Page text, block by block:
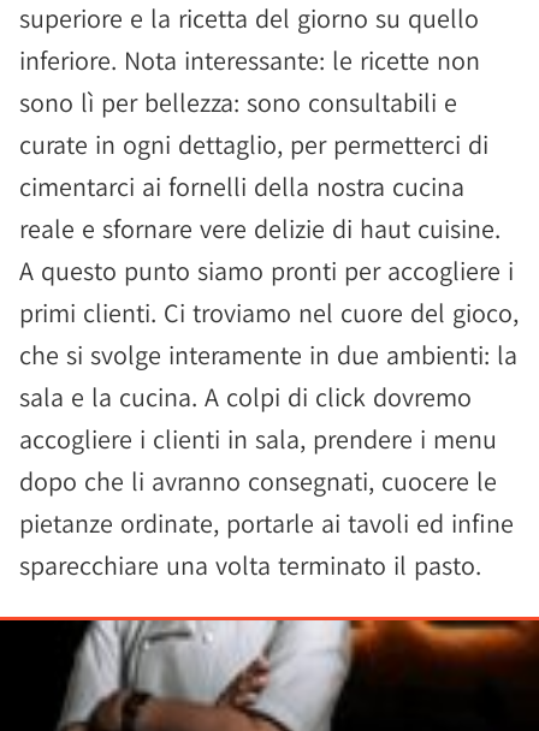
superiore e la ricetta del giorno su quello
inferiore. Nota interessante: le ricette non
sono lì per bellezza: sono consultabili e
curate in ogni dettaglio, per permetterci di
cimentarci ai fornelli della nostra cucina
reale e sfornare vere delizie di haut cuisine.
A questo punto siamo pronti per accogliere i
primi clienti. Ci troviamo nel cuore del gioco,
che si svolge interamente in due ambienti: la
sala e la cucina. A colpi di click dovremo
accogliere i clienti in sala, prendere i menu
dopo che li avranno consegnati, cuocere le
pietanze ordinate, portarle ai tavoli ed infine
sparecchiare una volta terminato il pasto.